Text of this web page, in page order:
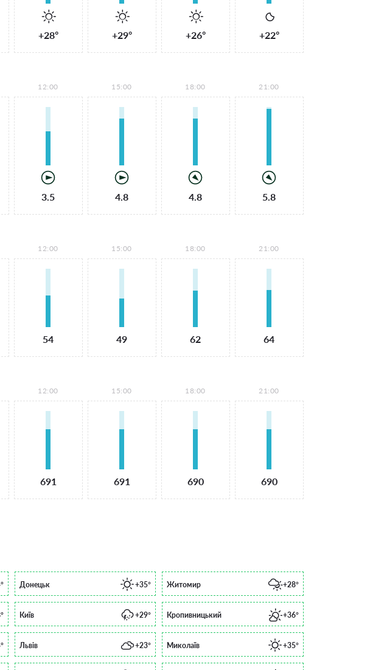
+28° +29° +26° +22°
12:00
3.5
15:00
4.8
18:00
4.8
21:00
5.8
12:00
54
15:00
49
18:00
62
21:00
64
12:00
691
15:00
691
18:00
690
21:00
690
Донецьк +35° Житомир +28°
Київ +29° Кропивницький +36°
Львів +23° Миколаїв +35°